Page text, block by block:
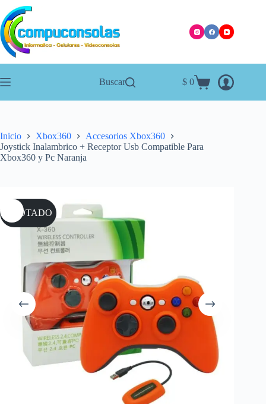
Saltar
al
contenido
Buscar
Carro
$ 0
Inicio Xbox360
Accesorios Xbox360
Joystick Inalambrico + Receptor Usb Compatible Para
Xbox360 y Pc Naranja
AGOTADO